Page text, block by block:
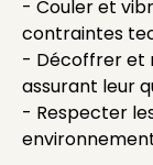
- Couler et
contraintes
- Décoffrer et
assurant leur
- Respecter